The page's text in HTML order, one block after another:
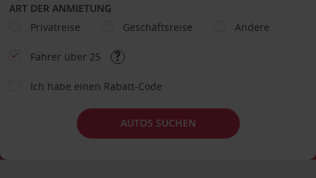
ART DER ANMIETUNG
Privatreise
Geschäftsreise Andere
Fahrer über 25
Ich habe einen Rabatt-Code
AUTOS SUCHEN